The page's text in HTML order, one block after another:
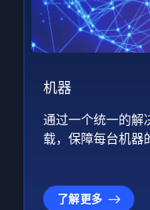
机器
通过一个统一的解
载，保障每台机器
了解更多